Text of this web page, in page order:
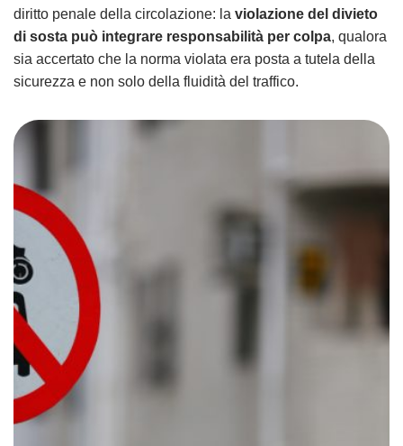
diritto penale della circolazione: la violazione del divieto
di sosta può integrare responsabilità per colpa, qualora
sia accertato che la norma violata era posta a tutela della
sicurezza e non solo della fluidità del traffico.